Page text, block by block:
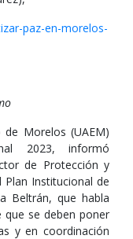
paz-en-morelos-
Morelos (UAEM)
2023, informó
de Protección y
Institucional de
Beltrán, que habla
que se deben poner
y en coordinación